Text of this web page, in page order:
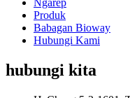
Ngarep
Produk
Babagan Bioway
Hubungi Kami
hubungi kita